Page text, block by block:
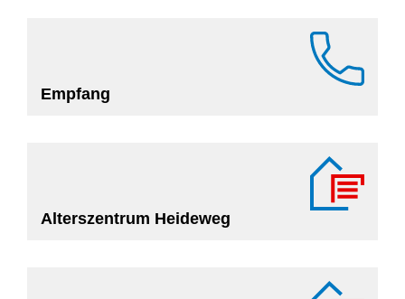
Empfang
Alterszentrum Heideweg